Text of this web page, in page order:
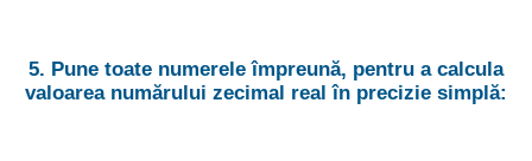
5. Pune toate numerele împreună, pentru a calcula
valoarea numărului zecimal real în precizie simplă: